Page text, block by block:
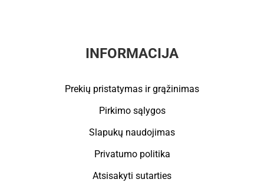
INFORMACIJA
Prekių pristatymas ir grąžinimas
Pirkimo sąlygos
Slapukų naudojimas
Privatumo politika
Atsisakyti sutarties